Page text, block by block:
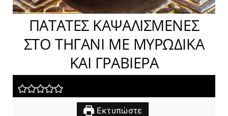
ΠΑΤΑΤΕΣ ΚΑΨΑΛΙΣΜΕΝΕΣ
ΣΤΟ ΤΗΓΑΝΙ ΜΕ ΜΥΡΩΔΙΚΑ
ΚΑΙ ΓΡΑΒΙΕΡΑ
Εκτυπώστε